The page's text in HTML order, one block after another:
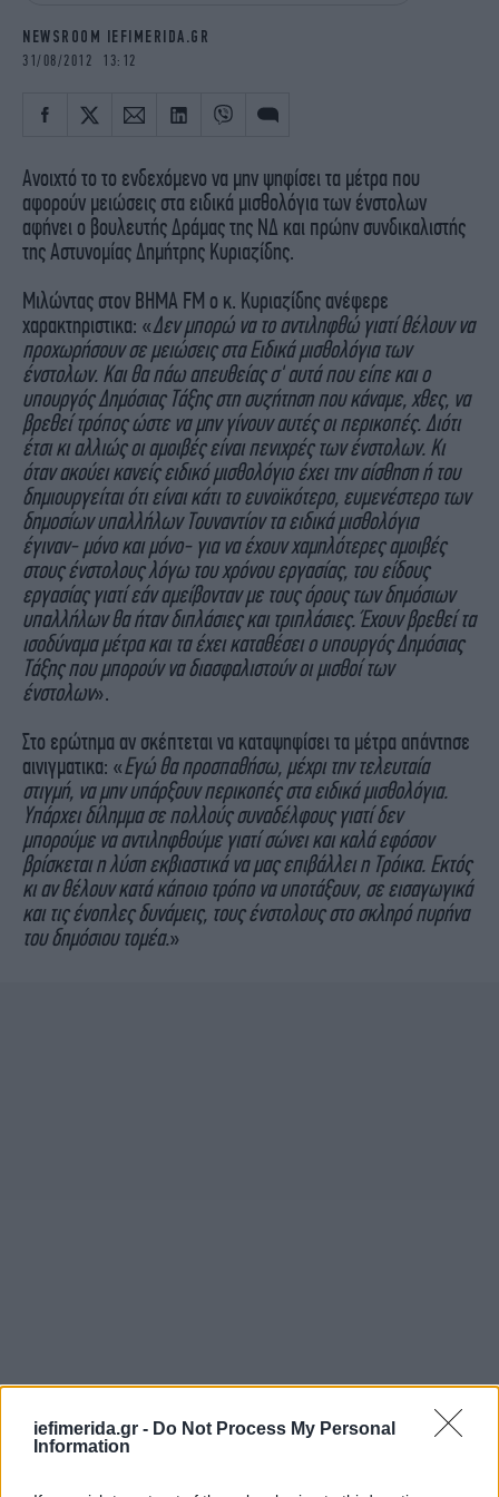
iefimerida.gr - Do Not Process My Personal
Information
OSCARS
NEWSROOM IEFIMERIDA.GR
31/08/2012 13:12
Ανοιχτό το το ενδεχόμενο να μην ψηφίσει τα μέτρα που
αφορούν μειώσεις στα ειδικά μισθολόγια των ένστολων
αφήνει ο βουλευτής Δράμας της ΝΔ και πρώην συνδικαλιστής
της Αστυνομίας Δημήτρης Κυριαζίδης.
Μιλώντας στον ΒΗΜΑ FM ο κ. Κυριαζίδης ανέφερε
χαρακτηριστικα: «Δεν μπορώ να το αντιληφθώ γιατί θέλουν να
προχωρήσουν σε μειώσεις στα Ειδικά μισθολόγια των
ένστολων. Και θα πάω απευθείας σ' αυτά που είπε και ο
υπουργός Δημόσιας Τάξης στη συζήτηση που κάναμε, χθες, να
βρεθεί τρόπος ώστε να μην γίνουν αυτές οι περικοπές. Διότι
έτσι κι αλλιώς οι αμοιβές είναι πενιχρές των ένστολων. Κι
όταν ακούει κανείς ειδικό μισθολόγιο έχει την αίσθηση ή του
δημιουργείται ότι είναι κάτι το ευνοϊκότερο, ευμενέστερο των
δημοσίων υπαλλήλων Τουναντίον τα ειδικά μισθολόγια
έγιναν- μόνο και μόνο- για να έχουν χαμηλότερες αμοιβές
στους ένστολους λόγω του χρόνου εργασίας, του είδους
εργασίας γιατί εάν αμείβονταν με τους όρους των δημόσιων
υπαλλήλων θα ήταν διπλάσιες και τριπλάσιες. Έχουν βρεθεί τα
ισοδύναμα μέτρα και τα έχει καταθέσει ο υπουργός Δημόσιας
Τάξης που μπορούν να διασφαλιστούν οι μισθοί των
ένστολων».
Στο ερώτημα αν σκέπτεται να καταψηφίσει τα μέτρα απάντησε
αινιγματικα: «Εγώ θα προσπαθήσω, μέχρι την τελευταία
στιγμή, να μην υπάρξουν περικοπές στα ειδικά μισθολόγια.
Υπάρχει δίλημμα σε πολλούς συναδέλφους γιατί δεν
μπορούμε να αντιληφθούμε γιατί σώνει και καλά εφόσον
βρίσκεται η λύση εκβιαστικά να μας επιβάλλει η Τρόικα. Εκτός
κι αν θέλουν κατά κάποιο τρόπο να υποτάξουν, σε εισαγωγικά
και τις ένοπλες δυνάμεις, τους ένστολους στο σκληρό πυρήνα
του δημόσιου τομέα.»